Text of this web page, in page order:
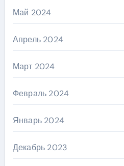
Май 2024
Апрель 2024
Март 2024
Февраль 2024
Январь 2024
Декабрь 2023